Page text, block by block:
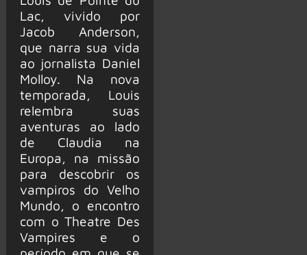
Lac, vivido por
Jacob Anderson,
que narra sua vida
ao jornalista Daniel
Molloy. Na nova
temporada, Louis
relembra suas
aventuras ao lado
de Claudia na
Europa, na missão
para descobrir os
vampiros do Velho
Mundo, o encontro
com o Theatre Des
Vampires e o